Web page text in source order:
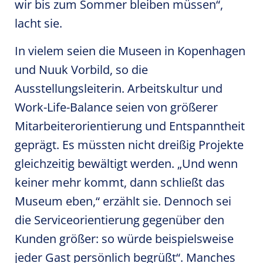
wir bis zum Sommer bleiben müssen“,
lacht sie.
In vielem seien die Museen in Kopenhagen
und Nuuk Vorbild, so die
Ausstellungsleiterin. Arbeitskultur und
Work-Life-Balance seien von größerer
Mitarbeiterorientierung und Entspanntheit
geprägt. Es müssten nicht dreißig Projekte
gleichzeitig bewältigt werden. „Und wenn
keiner mehr kommt, dann schließt das
Museum eben,“ erzählt sie. Dennoch sei
die Serviceorientierung gegenüber den
Kunden größer: so würde beispielsweise
jeder Gast persönlich begrüßt“. Manches